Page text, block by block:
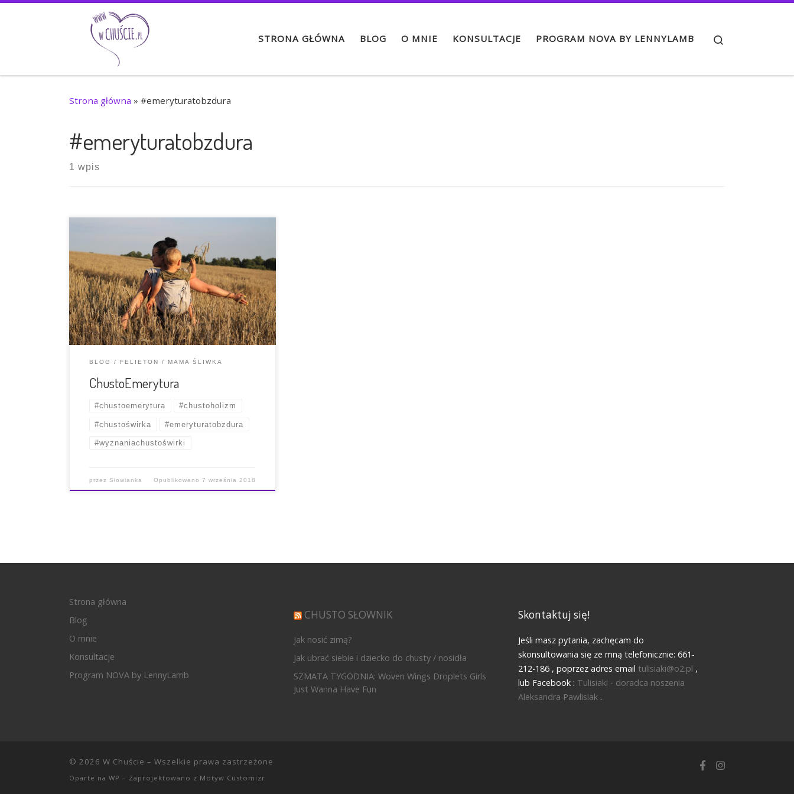
STRONA GŁÓWNA BLOG O MNIE KONSULTACJE PROGRAM NOVA BY LENNYLAMB
Strona główna » #emeryturatobzdura
#emeryturatobzdura
1 wpis
Hm…Temat trudny, rozległy i tak
indywidualny, że aż mam wątpliwości czy się
za niego zabierać… Chustoemerytura. Pojęcie
pojawiające się najczęściej w okolicy
pierwszych urodzin dziecka, łączących się z
jego nowo nabytą zdolnością poruszania się
na dwóch nogach. Dzieć woli używać nóżek i
eksplorować teren po swojemu na spacerze,
BLOG FELIETON MAMA ŚLIWKA
ChustoEmerytura
#chustoemerytura #chustoholizm
#chustoświrka #emeryturatobzdura
#wyznaniachustoświrki
przezSłowianka Opublikowano 7 września 2018
Strona główna
Blog
O mnie
Konsultacje
Program NOVA by LennyLamb
CHUSTO SŁOWNIK
Jak nosić zimą?
Jak ubrać siebie i dziecko do chusty / nosidła
SZMATA TYGODNIA: Woven Wings Droplets Girls
Just Wanna Have Fun
Skontaktuj się!
Jeśli masz pytania, zachęcam do
skonsultowania się ze mną telefonicznie: 661-
212-186 , poprzez adres email tulisiaki@o2.pl ,
lub Facebook : Tulisiaki - doradca noszenia
Aleksandra Pawlisiak .
© 2026 W Chuście – Wszelkie prawa zastrzeżone
Oparte na WP – Zaprojektowano z Motyw Customizr